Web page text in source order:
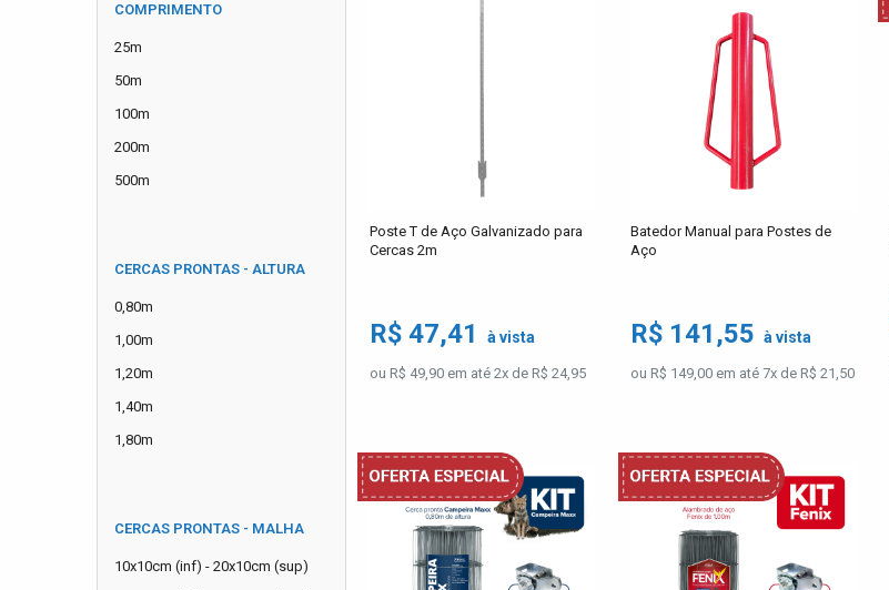
COMPRIMENTO
25m
50m
100m
200m
500m
CERCAS PRONTAS - ALTURA
0,80m
1,00m
1,20m
1,40m
1,80m
CERCAS PRONTAS - MALHA
10x10cm (inf) - 20x10cm (sup)
Poste T de Aço Galvanizado para
Cercas 2m
R$ 47,41 à vista
ou R$ 49,90 em até 2x de R$ 24,95
Batedor Manual para Postes de
Aço
R$ 141,55 à vista
ou R$ 149,00 em até 7x de R$ 21,50